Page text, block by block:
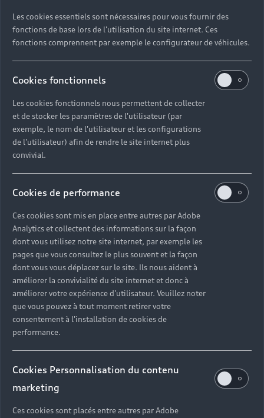
Les cookies essentiels sont nécessaires pour vous fournir des
fonctions de base lors de l'utilisation du site internet. Ces
fonctions comprennent par exemple le configurateur de véhicules.
Cookies fonctionnels
Les cookies fonctionnels nous permettent de collecter
et de stocker les paramètres de l'utilisateur (par
exemple, le nom de l'utilisateur et les configurations
de l'utilisateur) afin de rendre le site internet plus
convivial.
Cookies de performance
Ces cookies sont mis en place entre autres par Adobe
Analytics et collectent des informations sur la façon
dont vous utilisez notre site internet, par exemple les
pages que vous consultez le plus souvent et la façon
dont vous vous déplacez sur le site. Ils nous aident à
améliorer la convivialité du site internet et donc à
améliorer votre expérience d'utilisateur. Veuillez noter
que vous pouvez à tout moment retirer votre
consentement à l'installation de cookies de
performance.
Cookies Personnalisation du contenu
marketing
Ces cookies sont placés entre autres par Adobe